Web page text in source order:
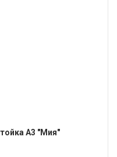
А3 "Мия"